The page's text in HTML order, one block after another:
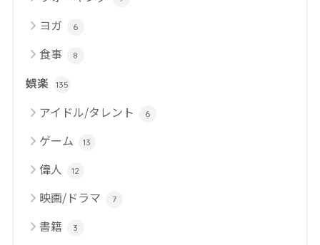
ヨガ 6
食事 8
娯楽 135
アイドル/タレント 6
ゲーム 13
偉人 12
映画/ドラマ 7
書籍 3